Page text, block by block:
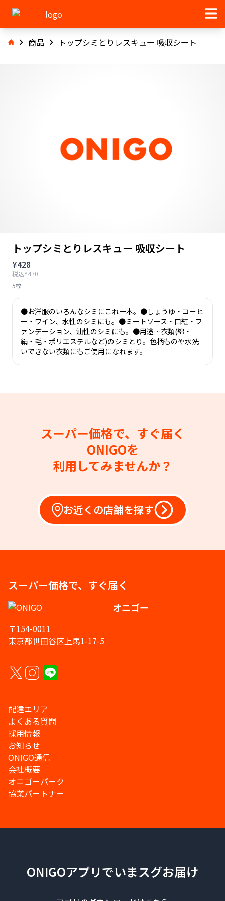
商品 トップシミとりレスキュー 吸収シート
トップシミとりレスキュー 吸収シート
¥428
税込¥470
5枚
●お洋服のいろんなシミにこれ一本。●しょうゆ・コーヒ
ー・ワイン、水性のシミにも。●ミートソース・口紅・フ
ァンデーション、油性のシミにも。●用途…衣類(綿・
絹・毛・ポリエステルなど)のシミとり。色柄ものや水洗
いできない衣類にもご使用になれます。
スーパー価格で、すぐ届く
ONIGOを
利用してみませんか？
お近くの店舗を探す
スーパー価格で、すぐ届く
オニゴー
〒154-0011
東京都世田谷区上馬1-17-5
配達エリア
よくある質問
採用情報
お知らせ
ONIGO通信
会社概要
オニゴーパーク
協業パートナー
ONIGOアプリでいまスグお届け